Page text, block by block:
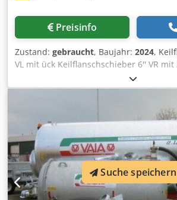
Preisinfo
Zustand: gebraucht, Baujahr: 2024,
VL mit ück Keilflanschschieber 6'' VR
verzinkt, für Schnellkuppler 6' Halterung
VR 1 Drehgelenk Andockvorrichtung
für TAV Behältergröße / 25.250l Bereifu
Suche speichern